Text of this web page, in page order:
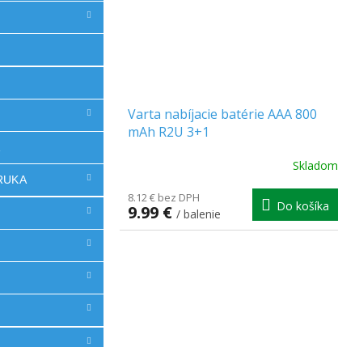
Varta nabíjacie batérie AAA 800
mAh R2U 3+1
Skladom
8.12 € bez DPH
9.99 € / balenie
Do košíka